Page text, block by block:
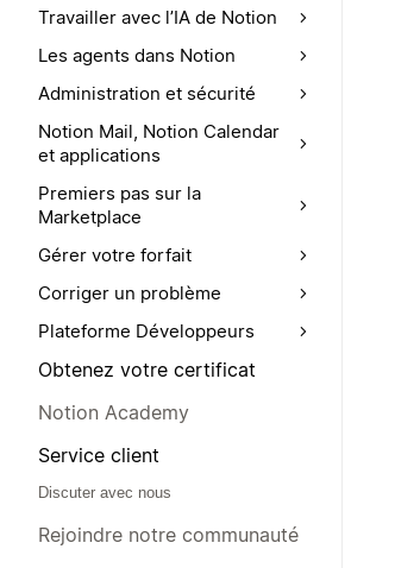
Travailler avec l’IA de Notion
Les agents dans Notion
Administration et sécurité
Notion Mail, Notion Calendar
et applications
Premiers pas sur la
Marketplace
Gérer votre forfait
Corriger un problème
Plateforme Développeurs
Obtenez votre certificat
Notion Academy
Service client
Discuter avec nous
Rejoindre notre communauté